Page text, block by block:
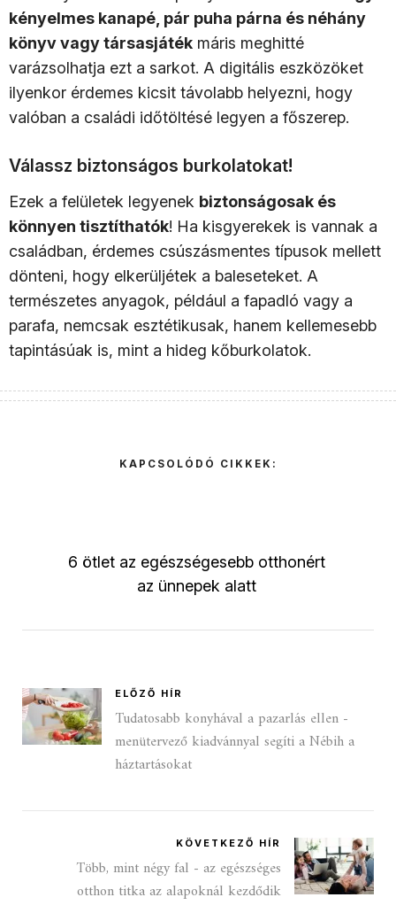
kényelmes kanapé, pár puha párna és néhány
könyv vagy társasjáték máris meghitté
varázsolhatja ezt a sarkot. A digitális eszközöket
ilyenkor érdemes kicsit távolabb helyezni, hogy
valóban a családi időtöltésé legyen a főszerep.
Válassz biztonságos burkolatokat!
Ezek a felületek legyenek biztonságosak és
könnyen tisztíthatók! Ha kisgyerekek is vannak a
családban, érdemes csúszásmentes típusok mellett
dönteni, hogy elkerüljétek a baleseteket. A
természetes anyagok, például a fapadló vagy a
parafa, nemcsak esztétikusak, hanem kellemesebb
tapintásúak is, mint a hideg kőburkolatok.
KAPCSOLÓDÓ CIKKEK:
6 ötlet az egészségesebb otthonért
az ünnepek alatt
ELŐZŐ HÍR
Tudatosabb konyhával a pazarlás ellen -
menütervező kiadvánnyal segíti a Nébih a
háztartásokat
KÖVETKEZŐ HÍR
Több, mint négy fal - az egészséges
otthon titka az alapoknál kezdődik